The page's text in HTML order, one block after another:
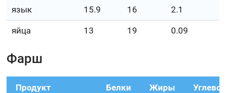
язык 15.9 16 2.1
яйца 13 19 0.09
Фарш
Продукт Белки Жиры